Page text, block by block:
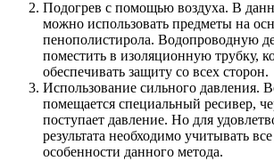
Подогрев с помощью воздуха. В
можно использовать предметы на
пенополистирола. Водопроводную
поместить в изоляционную трубку,
обеспечивать защиту со всех сторон.
Использование сильного давления.
помещается специальный ресивер,
поступает давление. Но для
результата необходимо учитывать
особенности данного метода.